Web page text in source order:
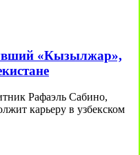
«Кызылжар»,
Рафаэль Сабино,
карьеру в узбекском